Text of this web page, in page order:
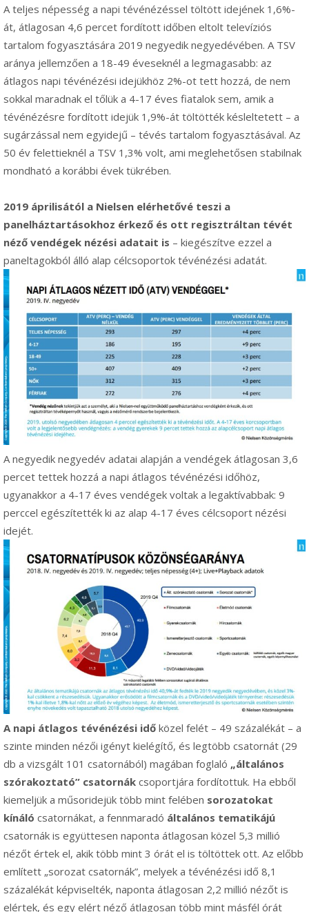
A teljes népesség a napi tévénézéssel töltött idejének 1,6%-
át, átlagosan 4,6 percet fordított időben eltolt televíziós
tartalom fogyasztására 2019 negyedik negyedévében. A TSV
aránya jellemzően a 18-49 éveseknél a legmagasabb: az
átlagos napi tévénézési idejükhöz 2%-ot tett hozzá, de nem
sokkal maradnak el tőlük a 4-17 éves fiatalok sem, amik a
tévénézésre fordított idejük 1,9%-át töltötték késleltetett – a
sugárzással nem egyidejű – tévés tartalom fogyasztásával. Az
50 év felettieknél a TSV 1,3% volt, ami meglehetősen stabilnak
mondható a korábbi évek tükrében.
2019 áprilisától a Nielsen elérhetővé teszi a
panelháztartásokhoz érkező és ott regisztráltan tévét
néző vendégek nézési adatait is – kiegészítve ezzel a
paneltagokból álló alap célcsoportok tévénézési adatát.
A negyedik negyedév adatai alapján a vendégek átlagosan 3,6
percet tettek hozzá a napi átlagos tévénézési időhöz,
ugyanakkor a 4-17 éves vendégek voltak a legaktívabbak: 9
perccel egészítették ki az alap 4-17 éves célcsoport nézési
idejét.
A napi átlagos tévénézési idő közel felét – 49 százalékát – a
szinte minden nézői igényt kielégítő, és legtöbb csatornát (29
db a vizsgált 101 csatornából) magában foglaló „általános
szórakoztató” csatornák csoportjára fordítottuk. Ha ebből
kiemeljük a műsoridejük több mint felében sorozatokat
kínáló csatornákat, a fennmaradó általános tematikájú
csatornák is együttesen naponta átlagosan közel 5,3 millió
nézőt értek el, akik több mint 3 órát el is töltöttek ott. Az előbb
említett „sorozat csatornák”, melyek a tévénézési idő 8,1
százalékát képviselték, naponta átlagosan 2,2 millió nézőt is
elértek, és egy elért néző átlagosan több mint másfél órát